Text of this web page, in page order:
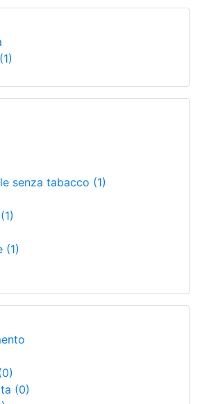
(1)
senza tabacco (1)
(1)
(1)
(0)